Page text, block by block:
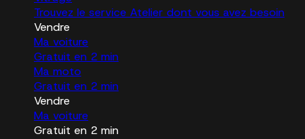
Trouvez le service Atelier dont vous avez besoin
Vendre
Ma voiture
Gratuit en 2 min
Ma moto
Gratuit en 2 min
Vendre
Ma voiture
Gratuit en 2 min